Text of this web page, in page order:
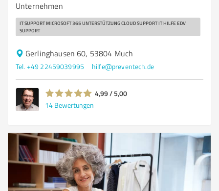
Unternehmen
IT SUPPORT MICROSOFT 365 UNTERSTÜTZUNG CLOUD SUPPORT IT HILFE EDV
SUPPORT
Gerlinghausen 60, 53804 Much
Tel. +49 22459039995 hilfe@preventech.de
4,99 / 5,00
14 Bewertungen